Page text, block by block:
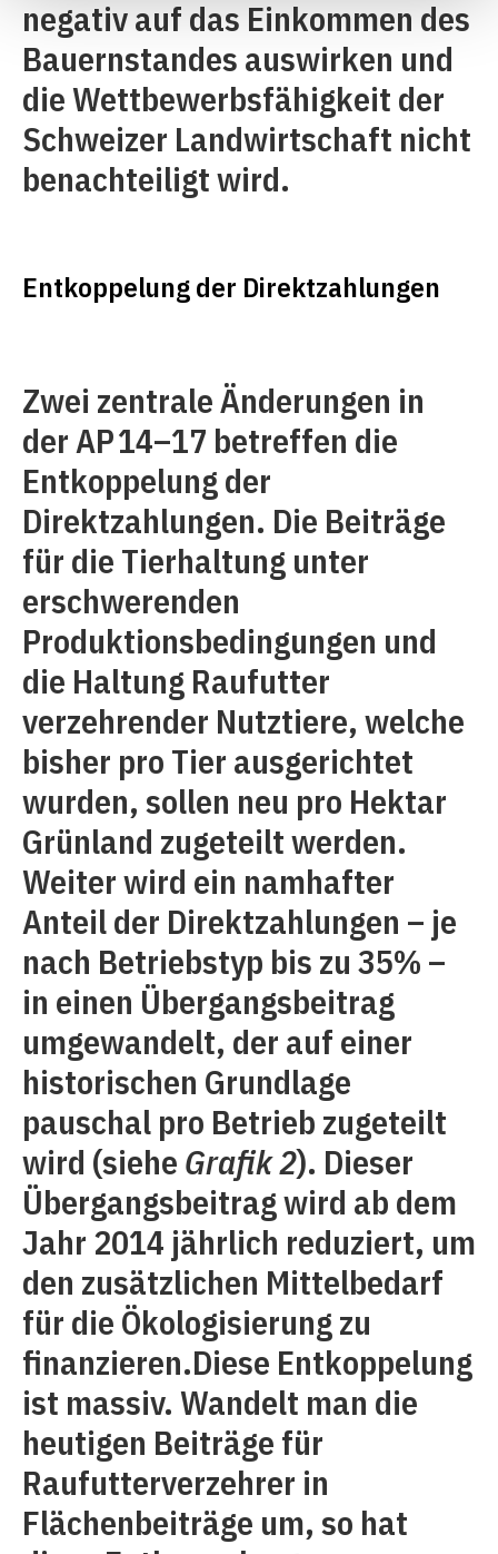
negativ auf das Einkommen des
Bauernstandes auswirken und
die Wettbewerbsfähigkeit der
Schweizer Landwirtschaft nicht
benachteiligt wird.
Entkoppelung der Direktzahlungen
Zwei zentrale Änderungen in
der AP 14–17 betreffen die
Entkoppelung der
Direktzahlungen. Die Beiträge
für die Tierhaltung unter
erschwerenden
Produktionsbedingungen und
die Haltung Raufutter
verzehrender Nutztiere, welche
bisher pro Tier ausgerichtet
wurden, sollen neu pro Hektar
Grünland zugeteilt werden.
Weiter wird ein namhafter
Anteil der Direktzahlungen – je
nach Betriebstyp bis zu 35% –
in einen Übergangsbeitrag
umgewandelt, der auf einer
historischen Grundlage
pauschal pro Betrieb zugeteilt
wird (siehe Grafik 2). Dieser
Übergangsbeitrag wird ab dem
Jahr 2014 jährlich reduziert, um
den zusätzlichen Mittelbedarf
für die Ökologisierung zu
finanzieren.Diese Entkoppelung
ist massiv. Wandelt man die
heutigen Beiträge für
Raufutterverzehrer in
Flächenbeiträge um, so hat